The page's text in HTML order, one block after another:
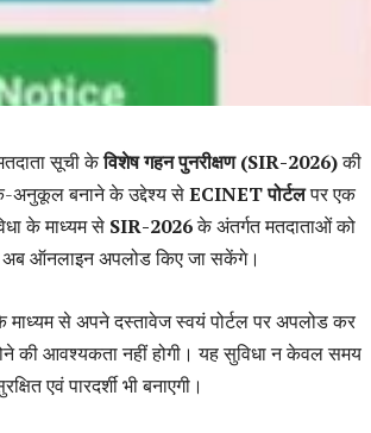
मतदाता सूची केविशेष गहन पुनरीक्षण (SIR-2026)की
अनुकूल बनाने के उद्देश्य सेECINET पोर्टलपर एक
के माध्यम से SIR-2026के अंतर्गत मतदाताओं को
अब ऑनलाइन अपलोड किए जा सकेंगे।
माध्यम से अपने दस्तावेज स्वयं पोर्टल पर अपलोड कर
की आवश्यकता नहीं होगी। यह सुविधा न केवल समय
एवं पारदर्शी भी बनाएगी।